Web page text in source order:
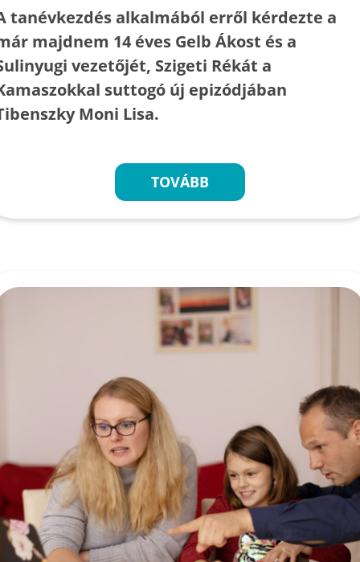
tanévkezdés alkalmából erről kérdezte a
majdnem 14 éves Gelb Ákost és a
vezetőjét, Szigeti Rékát a
suttogó új epizódjában
Moni Lisa.
TOVÁBB